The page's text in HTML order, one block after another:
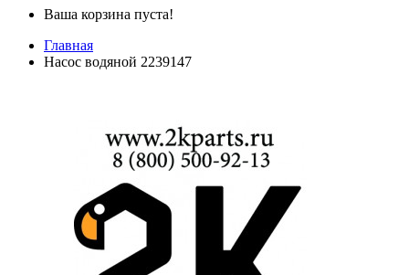
Ваша корзина пуста!
Главная
Насос водяной 2239147